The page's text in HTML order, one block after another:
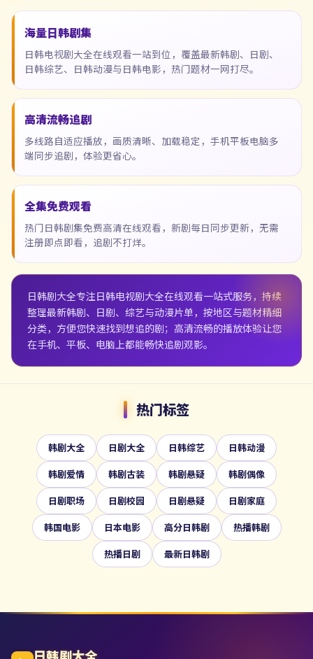
海量日韩剧集
日韩电视剧大全在线观看一站到位，覆盖最新韩剧、日剧、
日韩综艺、日韩动漫与日韩电影，热门题材一网打尽。
高清流畅追剧
多线路自适应播放，画质清晰、加载稳定，手机平板电脑多
端同步追剧，体验更省心。
全集免费观看
热门日韩剧集免费高清在线观看，新剧每日同步更新，无需
注册即点即看，追剧不打烊。
日韩剧大全专注日韩电视剧大全在线观看一站式服务，持续
整理最新韩剧、日剧、综艺与动漫片单，按地区与题材精细
分类，方便您快速找到想追的剧；高清流畅的播放体验让您
在手机、平板、电脑上都能畅快追剧观影。
热门标签
韩剧大全 日剧大全 日韩综艺
日韩动漫
韩剧爱情
韩剧古装 韩剧悬疑
韩剧偶像
日剧职场
日剧校园 日剧悬疑
日剧家庭
韩国电影
日本电影 高分日韩剧
热播韩剧
热播日剧
最新日韩剧